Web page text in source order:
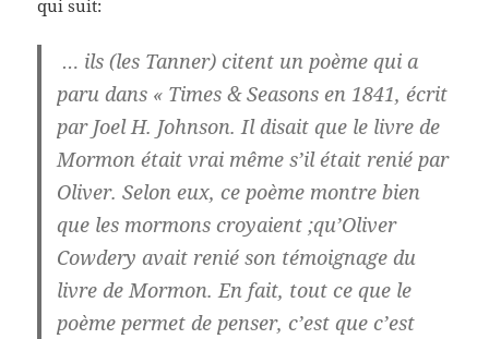
qui suit:
… ils (les Tanner) citent un poème qui a
paru dans « Times & Seasons en 1841, écrit
par Joel H. Johnson. Il disait que le livre de
Mormon était vrai même s’il était renié par
Oliver. Selon eux, ce poème montre bien
que les mormons croyaient ;qu’Oliver
Cowdery avait renié son témoignage du
livre de Mormon. En fait, tout ce que le
poème permet de penser, c’est que c’est